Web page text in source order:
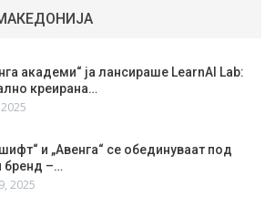
академи“ ја лансираше LearnAI Lab:
креирана…
2025
и „Авенга“ се обединуваат под
бренд –…
2025